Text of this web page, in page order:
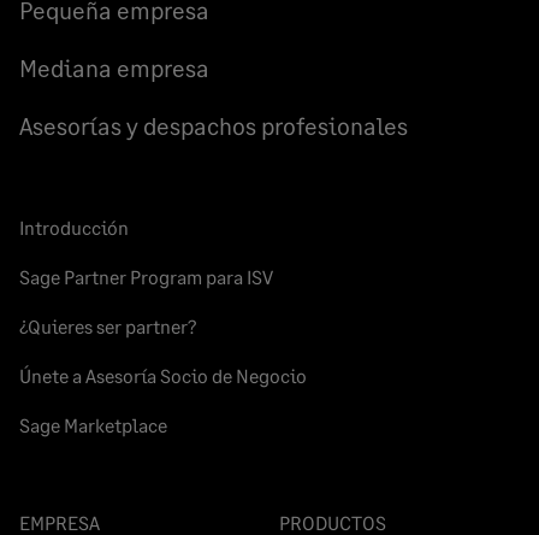
Pequeña empresa
Mediana empresa
Asesorías y despachos profesionales
Introducción
Sage Partner Program para ISV
¿Quieres ser partner?
Únete a Asesoría Socio de Negocio
Sage Marketplace
EMPRESA PRODUCTOS